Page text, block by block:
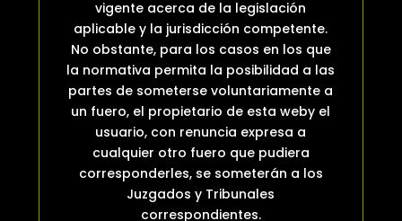
vigente acerca de la legislación
aplicable y la jurisdicción competente.
No obstante, para los casos en los que
la normativa permita la posibilidad a las
partes de someterse voluntariamente a
un fuero, el propietario de esta weby el
usuario, con renuncia expresa a
cualquier otro fuero que pudiera
corresponderles, se someterán a los
Juzgados y Tribunales
correspondientes.